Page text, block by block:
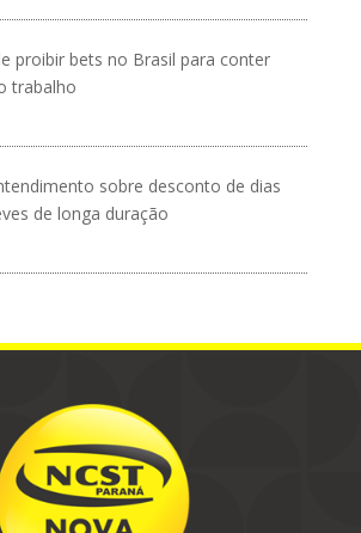
proibir bets no Brasil para conter
trabalho
sobre desconto de dias
de longa duração